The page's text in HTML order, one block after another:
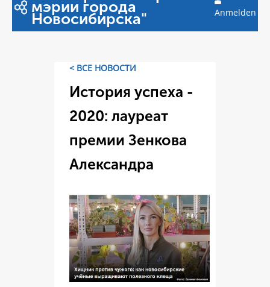
мэрии города
Новосибирска" Anmelden
< ВСЕ НОВОСТИ
История успеха -
2020: лауреат
премии Зенкова
Александра